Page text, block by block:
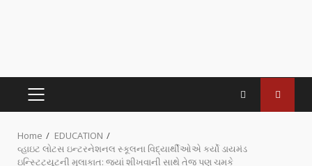
Home
EDUCATION
વ્હાઇટ લોટસ ઇન્ટરનેશનલ સ્કૂલના વિદ્યાર્થીઓએ કર્યો ડાયમંડ
ઇન્સ્ટિટ્યૂટની મુલાકાત: જ્યાં શીખવાની સાથે તેજ પણ ચમકે